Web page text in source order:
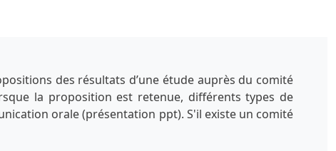
des résultats d’une étude auprès du comité
la proposition est retenue, différents types de
orale (présentation ppt). S'il existe un comité